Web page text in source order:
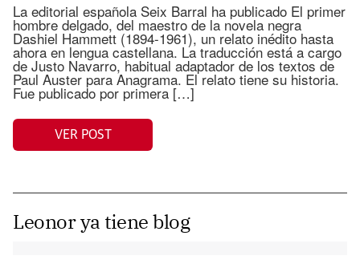
La editorial española Seix Barral ha publicado El primer
hombre delgado, del maestro de la novela negra
Dashiel Hammett (1894-1961), un relato inédito hasta
ahora en lengua castellana. La traducción está a cargo
de Justo Navarro, habitual adaptador de los textos de
Paul Auster para Anagrama. El relato tiene su historia.
Fue publicado por primera […]
VER POST
Leonor ya tiene blog